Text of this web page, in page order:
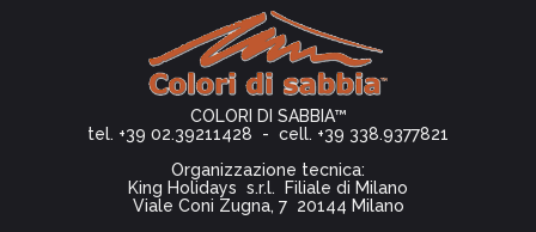
COLORI DI SABBIA™
tel. +39 02.39211428 - cell. +39 338.9377821
Organizzazione tecnica:
King Holidays s.r.l. Filiale di Milano
Viale Coni Zugna, 7 20144 Milano